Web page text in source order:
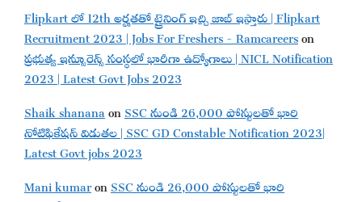
Flipkart లో 12th అర్హతతో ట్రైనింగ్ ఇచ్చి జాబ్ ఇస్తారు | Flipkart
Recruitment 2023 | Jobs For Freshers - Ramcareerson
ప్రభుత్వ ఇన్సూరెన్స్ సంస్థలో భారీగా ఉద్యోగాలు | NICL Notification
2023 | Latest Govt Jobs 2023
Shaik shananaonSSC నుండి 26,000 పోస్టులతో భారి
నోటిఫికేషన్ విడుతల | SSC GD Constable Notification 2023|
Latest Govt jobs 2023
Mani kumaronSSC నుండి 26,000 పోస్టులతో భారి